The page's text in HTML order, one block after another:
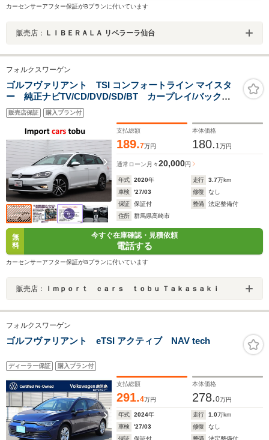
カーセンサーアフター保証がBプランに付いています
販売店： ＬＩＢＥＲＡＬＡ リベラーラ仙台
フォルクスワーゲン
ゴルフヴァリアント TSI コンフォートライン マイスタ
ー 純正ナビTV/CD/DVD/SD/BT カープレイ/バックカ
メラ Pアシスト/Pセンサー/LEDヘッドライト/アダプテ
ィブクルーズ/スマートキー/前後ドラレコ/ETC2.0
販売店保証 購入プラン付
支払総額
189.7万円
本体価格
180. 1万円
通常ローン 月々20,000円
年式 2020年 走行 3.7万km
車検
'27/03 修復
なし
保証
保証付 整備
法定整備付
住所
群馬県高崎市
無
料
今すぐ在庫確認・見積依頼
電話する
カーセンサーアフター保証がBプランに付いています
販売店： Ｉｍｐｏｒｔ ｃａｒｓ ｔｏｂｕ Ｔａｋａｓａｋｉ
フォルクスワーゲン
ゴルフヴァリアント eTSI アクティブ NAV tech
ディーラー保証 購入プラン付
支払総額
291.4万円
本体価格
278.0万円
年式 2024年 走行 1.0万km
車検
'27/03 修復
なし
保証
保証付 整備
法定整備付